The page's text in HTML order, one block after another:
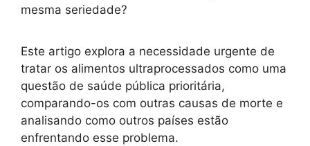
mesma seriedade?
Este artigo explora a necessidade urgente de
tratar os alimentos ultraprocessados como uma
questão de saúde pública prioritária,
comparando-os com outras causas de morte e
analisando como outros países estão
enfrentando esse problema.